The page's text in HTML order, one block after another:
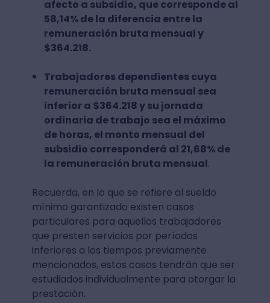
afecto a subsidio, que corresponde al
58,14% de la diferencia entre la
remuneración bruta mensual y
$364.218.
Trabajadores dependientes cuya
remuneración bruta mensual sea
inferior a $364.218 y su jornada
ordinaria de trabajo sea el máximo
de horas, el monto mensual del
subsidio corresponderá al 21,68% de
la remuneración bruta mensual.
Recuerda, en lo que se refiere al sueldo
mínimo garantizado existen casos
particulares para aquellos trabajadores
que presten servicios por períodos
inferiores a los tiempos previamente
mencionados, estos casos tendrán que ser
estudiados individualmente para otorgar la
prestación.